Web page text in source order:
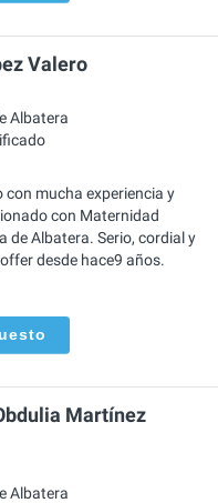
Valero
Albatera
con mucha experiencia y
con Maternidad
de Albatera. Serio, cordial y
desde hace9 años.
Martínez
Albatera